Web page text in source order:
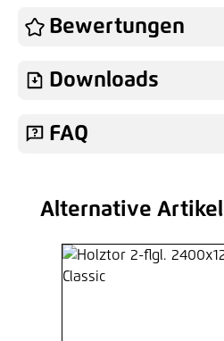
Bewertungen
Downloads
FAQ
Produktgalerie überspringen
Alternative Artikel